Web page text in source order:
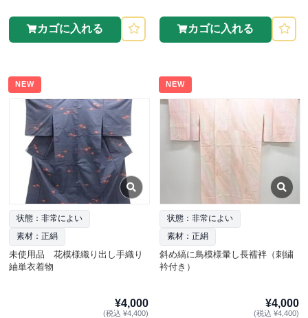
カゴに入れる カゴに入れる
NEW
状態：非常によい
素材：正絹
未使用品 花模様織り出し手織り
紬単衣着物
¥4,000
(税込 ¥4,400)
NEW
状態：非常によい
素材：正絹
斜め縞に鳥模様暈し長襦袢（刺繍
衿付き）
¥4,000
(税込 ¥4,400)